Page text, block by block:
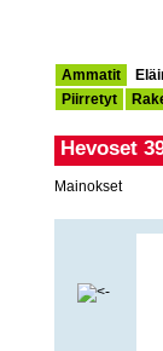
Ammatit
Piirretyt
Hevoset
Mainokset